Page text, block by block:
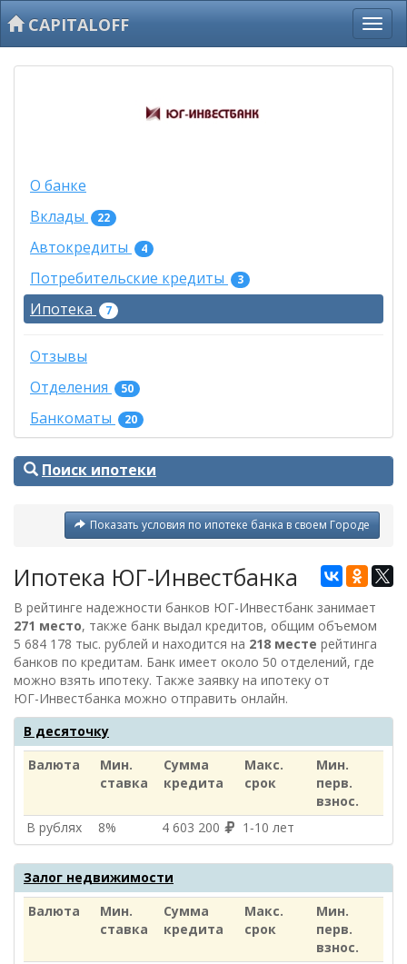
CAPITALOFF
О банке
Вклады
22
Автокредиты 4
Потребительские кредиты 3
Ипотека 7
Отзывы
Отделения
50
Банкоматы 20
Поиск ипотеки
Показать условия по ипотеке банка в своем Городе
Ипотека ЮГ-Инвестбанка
В рейтинге надежности банков ЮГ-Инвестбанк занимает
271 место, также банк выдал кредитов, общим объемом
5 684 178 тыс. рублей и находится на 218 месте рейтинга
банков по кредитам. Банк имеет около 50 отделений, где
можно взять ипотеку. Также заявку на ипотеку от
ЮГ-Инвестбанка можно отправить онлайн.
В десяточку
Валюта
Мин.
ставка
Сумма
кредита
Макс.
срок
Мин.
перв.
взнос.
В рублях
8% 4 603 200 1‑10 лет
Залог недвижимости
Валюта
Мин.
ставка
Сумма
кредита
Макс.
срок
Мин.
перв.
взнос.